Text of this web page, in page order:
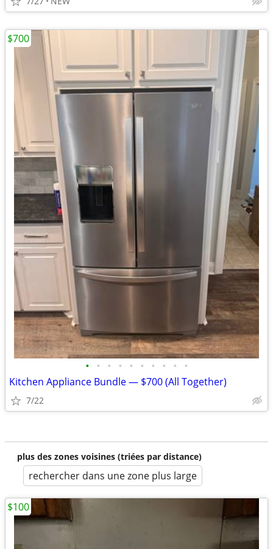
• • • • • • • • • •
Kitchen Appliance Bundle — $700 (All Together)
7/22
$700
plus des zones voisines (triées par distance)
rechercher dans une zone plus large
$100